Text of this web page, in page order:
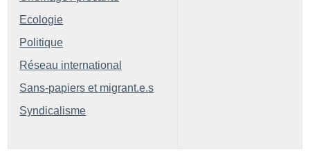
Ecologie
Politique
Réseau international
Sans-papiers et migrant.e.s
Syndicalisme